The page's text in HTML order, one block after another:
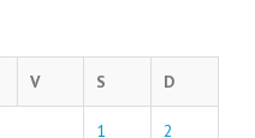
V S D
1 2